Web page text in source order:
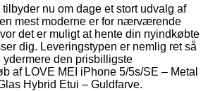
nu om dage et stort udvalg af
mest moderne er for nærværende
det er muligt at hente din nyindkøbte
dig. Leveringstypen er nemlig ret så
den prisbilligste
af LOVE MEI iPhone 5/5s/SE – Metal
Hybrid Etui – Guldfarve.